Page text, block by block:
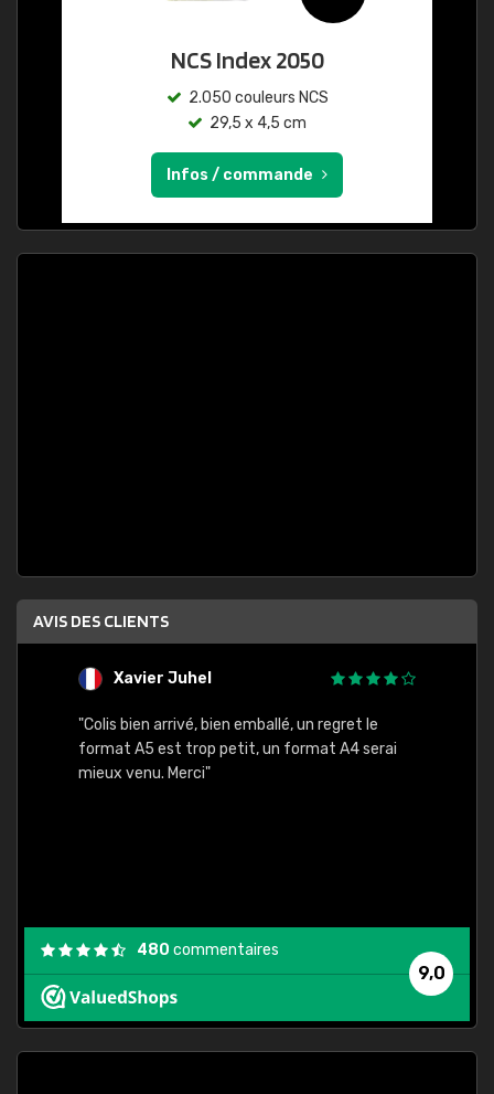
NCS Index 2050
2.050 couleurs NCS
29,5 x 4,5 cm
Infos / commande
AVIS DES CLIENTS
Xavier Juhel
"Colis bien arrivé, bien emballé, un regret le
format A5 est trop petit, un format A4 serai
mieux venu. Merci"
9,0
480 commentaires